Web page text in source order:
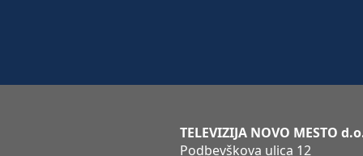
TELEVIZIJA NOVO MESTO
Podbevškova ulica 12